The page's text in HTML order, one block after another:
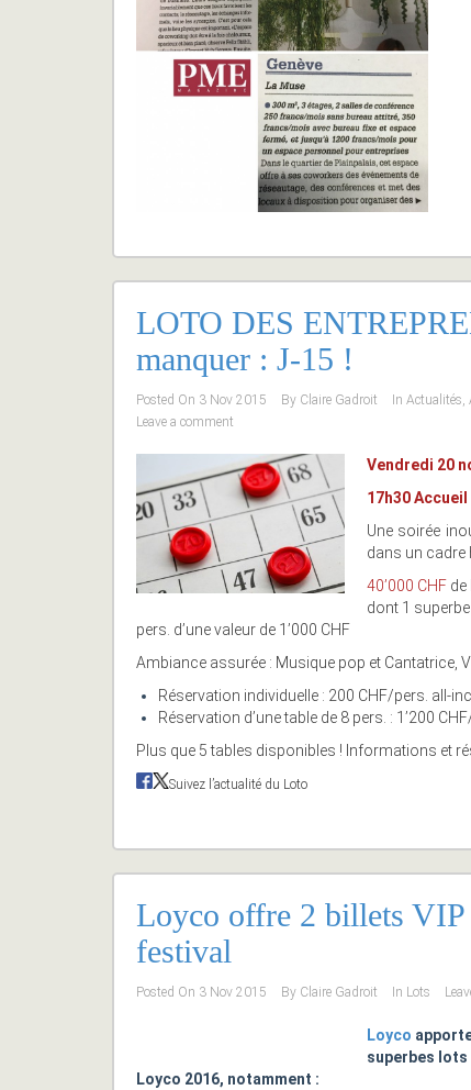
LOTO DES
manquer : J-15 !
Posted On 3 Nov 2015 By Claire Gadroit In Actualités,
Leave a comment
Vendredi 20
17h30
Une soirée
dans un
40’000 CHF
dont 1
pers. d’une valeur de 1’000 CHF
Ambiance assurée : Musique pop et Cantatrice,
Réservation individuelle : 200 CHF/pers. all-
Réservation d’une table de 8 pers. : 1’200
Plus que 5 tables disponibles ! Informations et
Suivez l’actualité du Loto
Loyco offre 2 billets VIP
festival
Posted On 3 Nov 2015 By Claire Gadroit In Lots
Loyco
superbes
Loyco 2016, notamment :